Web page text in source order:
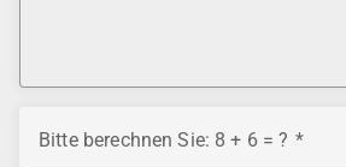
Bitte berechnen Sie: 8 + 6 = ?